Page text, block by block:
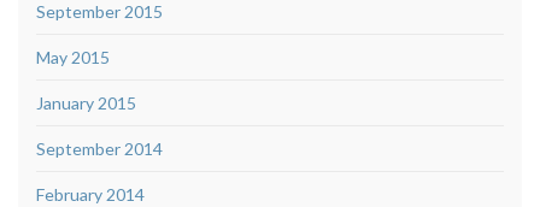
September 2015
May 2015
January 2015
September 2014
February 2014